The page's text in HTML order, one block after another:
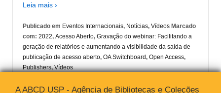
Leia mais ›
Publicado em Eventos Internacionais, Notícias, Vídeos Marcado
com: 2022, Acesso Aberto, Gravação do webinar: Facilitando a
geração de relatórios e aumentando a visibilidade da saída de
publicação de acesso aberto, OA Switchboard, Open Access,
Publishers,Vídeos
‹ Posts anteriores
A ABCD USP - Agência de Bibliotecas e Coleções